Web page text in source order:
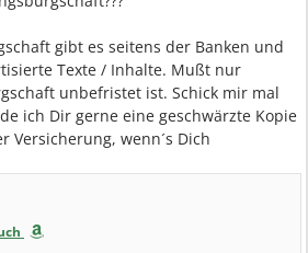
gibt es seitens der Banken und
Texte / Inhalte. Mußt nur
unbefristet ist. Schick mir mal
ich Dir gerne eine geschwärzte Kopie
Versicherung, wenn´s Dich